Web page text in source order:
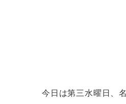
今日は第三水曜日、